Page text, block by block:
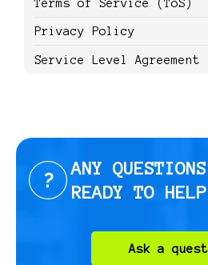
Terms of Service (ToS)
Privacy Policy
Service Level Agreement
ANY
READY TO HELP
Ask a